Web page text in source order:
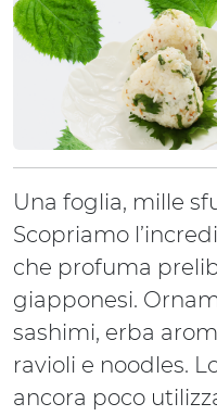
Una foglia, mille
Scopriamo
che profuma
giapponesi.
sashimi, erba
ravioli e noodles.
ancora poco